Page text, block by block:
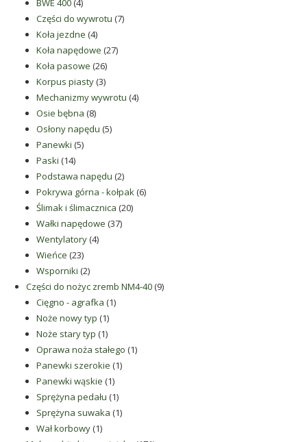
BWE 400 4
produkty
Części do wywrotu 77
Koła jezdne 44
produkty
Koła napędowe 2727
Koła pasowe 2626
produktów
Korpus piasty 33
produkty
Mechanizmy wywrotu 44
Osie bębna 88
produktów
Osłony napędu 55
Panewki 55
Paski 1414
produktów
Podstawa napędu 22
produkty
Pokrywa górna - kołpak 66
Ślimak i ślimacznica 2020
Wałki napędowe 3737
Wentylatory 44
Wieńce 2323
produkty
Wsporniki 22
produkty
Części do nożyc zremb NM4-40 99
Cięgno - agrafka 11
Noże nowy typ 11
produkt
Noże stary typ 11
produkt
Oprawa noża stałego 11
Panewki szerokie 11
Panewki wąskie 11
produkt
Sprężyna pedału 11
produkt
Sprężyna suwaka 11
Wał korbowy 11